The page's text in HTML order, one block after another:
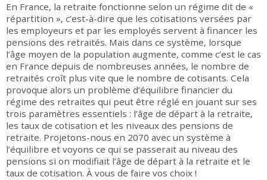
En France, la retraite fonctionne selon un régime dit de «
répartition », c’est-à-dire que les cotisations versées par
les employeurs et par les employés servent à financer les
pensions des retraités. Mais dans ce système, lorsque
l’âge moyen de la population augmente, comme c’est le cas
en France depuis de nombreuses années, le nombre de
retraités croît plus vite que le nombre de cotisants. Cela
provoque alors un problème d’équilibre financier du
régime des retraites qui peut être réglé en jouant sur ses
trois paramètres essentiels : l’âge de départ à la retraite,
les taux de cotisation et les niveaux des pensions de
retraite. Projetons-nous en 2070 avec un système à
l’équilibre et voyons ce qui se passerait au niveau des
pensions si on modifiait l’âge de départ à la retraite et le
taux de cotisation. À vous de faire vos choix !